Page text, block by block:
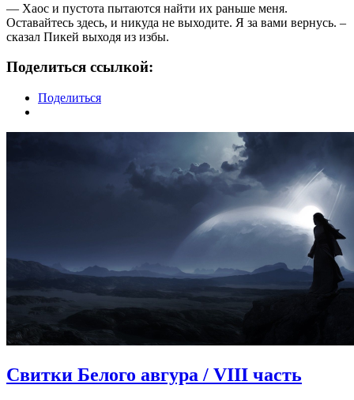
— Хаос и пустота пытаются найти их раньше меня.
Оставайтесь здесь, и никуда не выходите. Я за вами вернусь. –
сказал Пикей выходя из избы.
Поделиться ссылкой:
Поделиться
Свитки Белого авгура / VIII часть